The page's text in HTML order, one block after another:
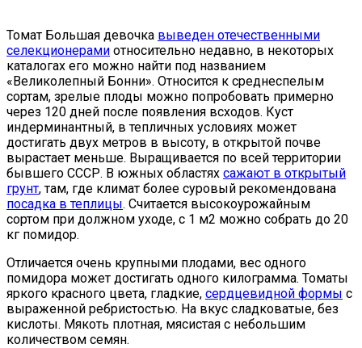
Томат Большая девочка выведен отечественными
селекционерами относительно недавно, в некоторых
каталогах его можно найти под названием
«Великолепный Бонни». Относится к среднеспелым
сортам, зрелые плоды можно попробовать примерно
через 120 дней после появления всходов. Куст
индерминантный, в тепличных условиях может
достигать двух метров в высоту, в открытой почве
вырастает меньше. Выращивается по всей территории
бывшего СССР. В южных областях сажают в открытый
грунт, там, где климат более суровый рекомендована
посадка в теплицы. Считается высокоурожайным
сортом при должном уходе, с 1 м2 можно собрать до 20
кг помидор.
Отличается очень крупными плодами, вес одного
помидора может достигать одного килограмма. Томаты
яркого красного цвета, гладкие, сердцевидной формы с
выраженной ребристостью. На вкус сладковатые, без
кислоты. Мякоть плотная, мясистая с небольшим
количеством семян.